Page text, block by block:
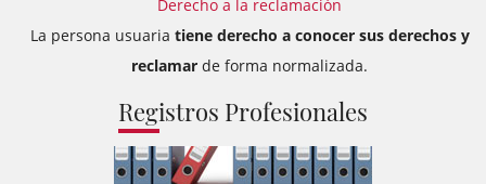
Derecho a la reclamación
La persona usuaria tiene derecho a conocer sus derechos y
reclamar de forma normalizada.
Registros Profesionales